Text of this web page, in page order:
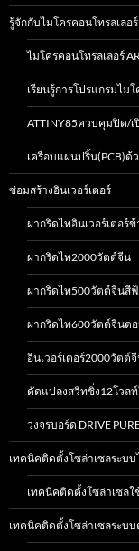
รู้จักกับไมโครคอนโทรลเลอ
ไมโครคอนโทรลเลอร์
เรียนรู้การโปรแกรมไม
ATTINY85ควบคุมปิด/
เครือบแผ่นปริ้น(PCB)ด้
ซ่อมสร้างอินเวอร์เตอร์
ผ่ากริดไทอินเวอร์เตอร์
ผ่ากริดไท2000วัตต์จีน
ผ่ากริดไท500วัตต์จีนสี
ผ่ากริดไท600วัตต์จีนต
อินเวอร์เตอร์2000วัตต์
ดัดแปลงสวิทชิ่ง12โวล
วงจรบอร์ด DRIVE
เทคนิคติดตั้งโซล่าเซลระบบ
เทคนิคติดตั้งโซล่าเซล
เทคนิคติดตั้งโซล่าเซลระบบ